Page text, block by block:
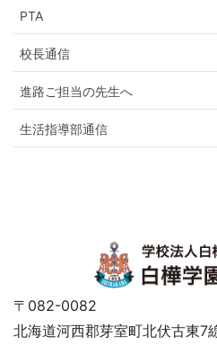
PTA
校長通信
進路ご担当の先生へ
生活指導部通信
〒082-0082
北海道河西郡芽室町北伏古東7